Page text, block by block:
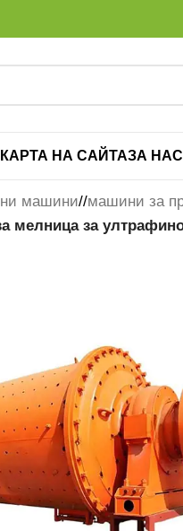
КАРТА НА САЙТАЗА НАС
машини/ машини за
мелница за